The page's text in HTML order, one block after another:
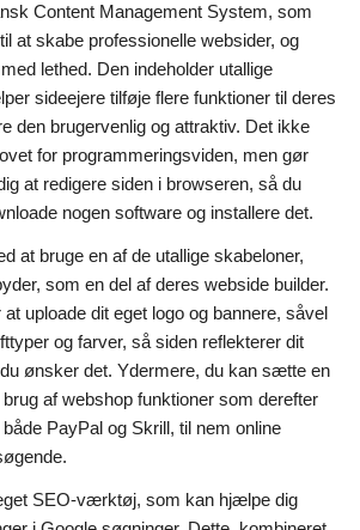
Content Management System, som
at skabe professionelle websider, og
lethed. Den indeholder utallige
sideejere tilføje flere funktioner til deres
den brugervenlig og attraktiv. Det ikke
for programmeringsviden, men gør
at redigere siden i browseren, så du
nogen software og installere det.
at bruge en af de utallige skabeloner,
som en del af deres webside builder.
uploade dit eget logo og bannere, såvel
og farver, så siden reflekterer dit
ønsker det. Ydermere, du kan sætte en
af webshop funktioner som derefter
PayPal og Skrill, til nem online
SEO-værktøj, som kan hjælpe dig